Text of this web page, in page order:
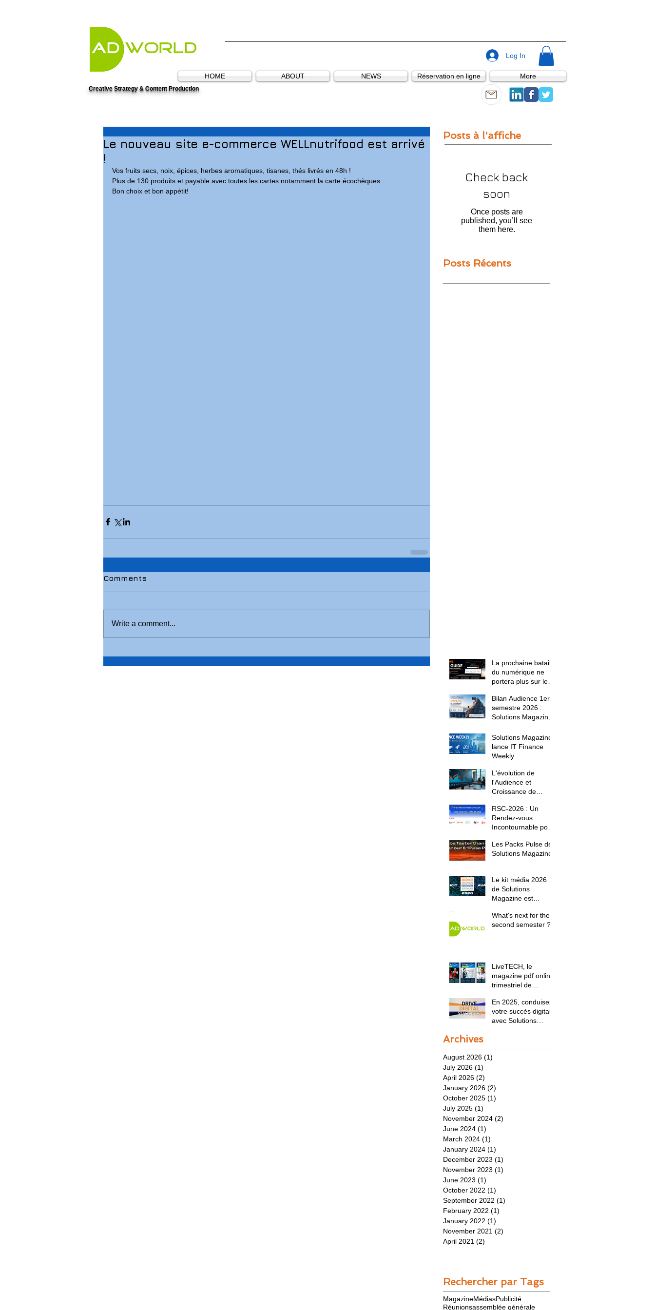
Log In
Creative Strategy & Content Production
HOME ABOUT NEWS Réservation en ligne More
Le nouveau site e-commerce WELLnutrifood est arrivé
!
Vos fruits secs, noix, épices, herbes aromatiques, tisanes, thés livrés en 48h !
Plus de 130 produits et payable avec toutes les cartes notamment la carte écochèques.
Bon choix et bon appétit!
Comments
Write a comment...
Posts à l'affiche
Check back
soon
Once posts are
published, you’ll see
them here.
Posts Récents
La prochaine bataille
du numérique ne
portera plus sur le
portera sur la
confiance.
Bilan Audience 1er
semestre 2026 :
Solutions Magazine
en puissance
Solutions Magazine
lance IT Finance
Weekly
L'évolution de
l'Audience et
Croissance de
au Premier
Trimestre 2026
RSC-2026 : Un
Rendez-vous
Incontournable pour
Les Packs Pulse de
Solutions Magazine
Le kit média 2026
de Solutions
Magazine est
What's next for the
second semester ?
LiveTECH, le
magazine pdf online
trimestriel de
présente l'agenda
2025 :
En 2025, conduisez
votre succès digital
avec Solutions
succes met
Solutions Magazine
Archives
August 2026 (1)
July 2026 (1)
April 2026 (2)
January 2026 (2)
October 2025 (1)
July 2025 (1)
November 2024 (2)
June 2024 (1)
March 2024 (1)
January 2024 (1)
December 2023 (1)
November 2023 (1)
June 2023 (1)
October 2022 (1)
September 2022 (1)
February 2022 (1)
January 2022 (1)
November 2021 (2)
April 2021 (2)
Rechercher par Tags
MagazineMédiasPublicité
Réunionsassemblée générale